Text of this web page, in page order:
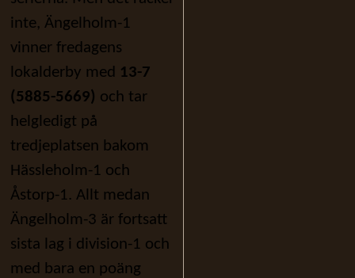
inte, Ängelholm-1
vinner fredagens
lokalderby med 13-7
(5885-5669) och tar
helgledigt på
tredjeplatsen bakom
Hässleholm-1 och
Åstorp-1. Allt medan
Ängelholm-3 är fortsatt
sista lag i division-1 och
med bara en poäng